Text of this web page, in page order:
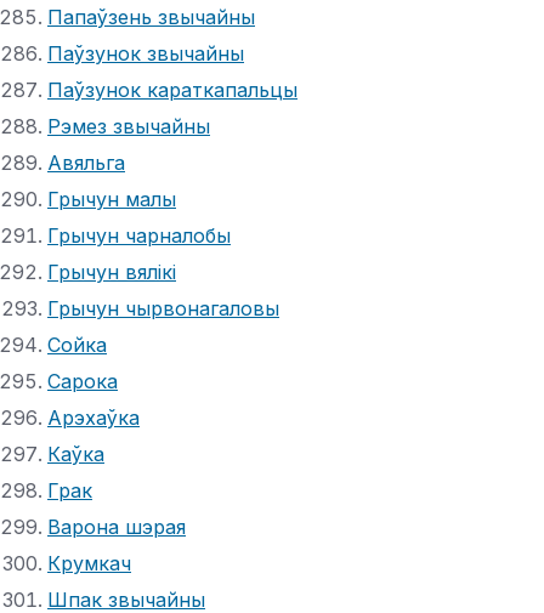
Папаўзень звычайны
Паўзунок звычайны
Паўзунок караткапальцы
Рэмез звычайны
Авяльга
Грычун малы
Грычун чарналобы
Грычун вялікі
Грычун чырвонагаловы
Сойка
Сарока
Арэхаўка
Каўка
Грак
Варона шэрая
Крумкач
Шпак звычайны